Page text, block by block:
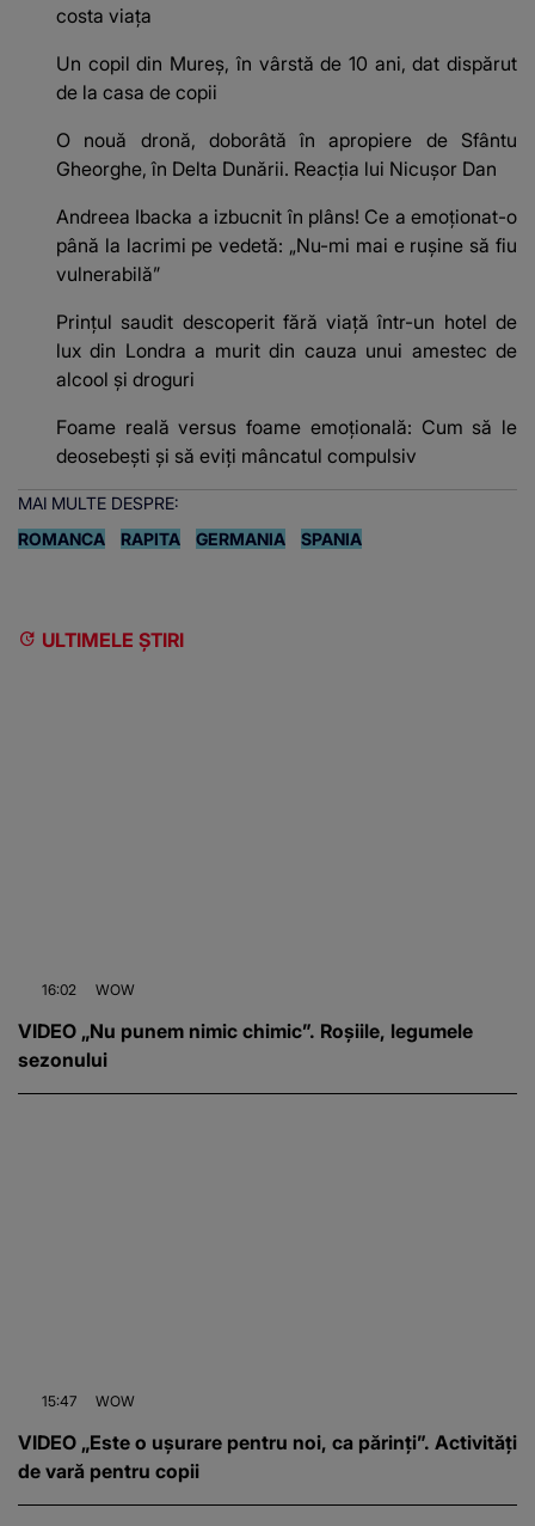
costa viața
Un copil din Mureș, în vârstă de 10 ani, dat dispărut
de la casa de copii
O nouă dronă, doborâtă în apropiere de Sfântu
Gheorghe, în Delta Dunării. Reacția lui Nicușor Dan
Andreea Ibacka a izbucnit în plâns! Ce a emoționat-o
până la lacrimi pe vedetă: „Nu-mi mai e rușine să fiu
vulnerabilă”
Prințul saudit descoperit fără viață într-un hotel de
lux din Londra a murit din cauza unui amestec de
alcool și droguri
Foame reală versus foame emoțională: Cum să le
deosebești și să eviți mâncatul compulsiv
MAI MULTE DESPRE:
ROMANCA
RAPITA GERMANIA SPANIA
ULTIMELE ȘTIRI
16:02 WOW
VIDEO „Nu punem nimic chimic”. Roșiile, legumele
sezonului
15:47 WOW
VIDEO „Este o ușurare pentru noi, ca părinți”. Activități
de vară pentru copii